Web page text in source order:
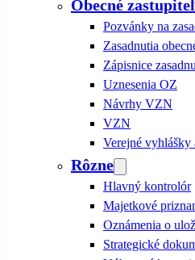
Obecné
Pozvánky na
Zasadnutia
Zápisnice
Uznesenia OZ
Návrhy VZN
VZN
Verejné vyhlášky
Rôzne
Hlavný kontrolór
Majetkové
Oznámenia o
Strategické